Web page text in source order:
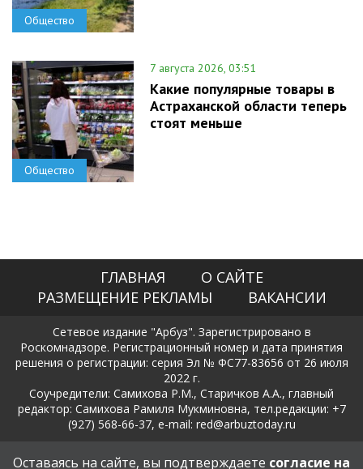
Общество
Общество
7 августа 2026, 03:51
Какие популярные товары в
Астраханской области теперь
стоят меньше
ГЛАВНАЯ
О САЙТЕ
РАЗМЕЩЕНИЕ РЕКЛАМЫ
ВАКАНСИИ
Сетевое издание "Арбуз". Зарегистрировано в
Роскомнадзоре. Регистрационный номер и дата принятия
решения о регистрации: серия Эл № ФС77-83656 от 26 июля
2022 г.
Соучредители: Самихова Р.М., Старичков А.А., главный
редактор: Самихова Рамиля Мукминовна, тел.редакции: +7
(927) 568-66-37, e-mail: red@arbuztoday.ru
Политика в отношении обработки и защиты персональных
Оставаясь на сайте, вы подтверждаете согласие на